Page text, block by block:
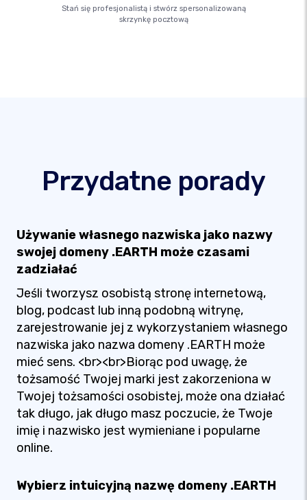
Stań się profesjonalistą i stwórz spersonalizowaną
skrzynkę pocztową
Przydatne porady
Używanie własnego nazwiska jako nazwy
swojej domeny .EARTH może czasami
zadziałać
Jeśli tworzysz osobistą stronę internetową,
blog, podcast lub inną podobną witrynę,
zarejestrowanie jej z wykorzystaniem własnego
nazwiska jako nazwa domeny .EARTH może
mieć sens. <br><br>Biorąc pod uwagę, że
tożsamość Twojej marki jest zakorzeniona w
Twojej tożsamości osobistej, może ona działać
tak długo, jak długo masz poczucie, że Twoje
imię i nazwisko jest wymieniane i popularne
online.
Wybierz intuicyjną nazwę domeny .EARTH